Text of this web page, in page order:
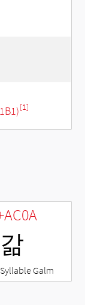
[1]
갊
Galm